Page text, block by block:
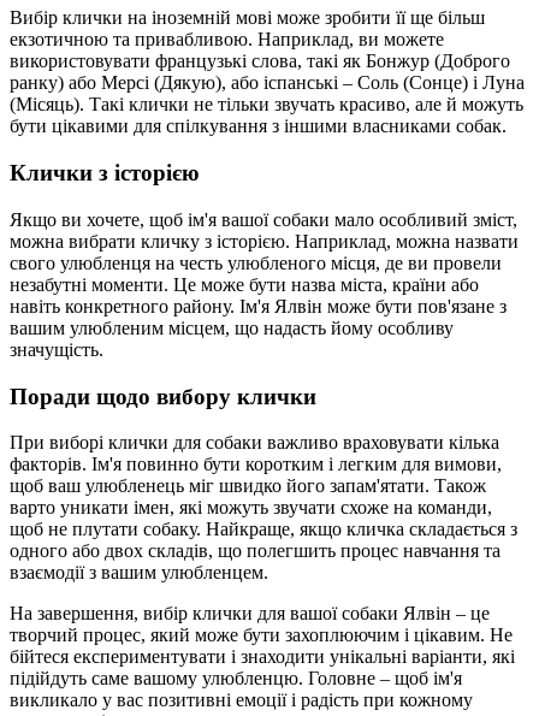
Вибір клички на іноземній мові може зробити її ще більш
екзотичною та привабливою. Наприклад, ви можете
використовувати французькі слова, такі як Бонжур (Доброго
ранку) або Мерсі (Дякую), або іспанські – Соль (Сонце) і Луна
(Місяць). Такі клички не тільки звучать красиво, але й можуть
бути цікавими для спілкування з іншими власниками собак.
Клички з історією
Якщо ви хочете, щоб ім'я вашої собаки мало особливий зміст,
можна вибрати кличку з історією. Наприклад, можна назвати
свого улюбленця на честь улюбленого місця, де ви провели
незабутні моменти. Це може бути назва міста, країни або
навіть конкретного району. Ім'я Ялвін може бути пов'язане з
вашим улюбленим місцем, що надасть йому особливу
значущість.
Поради щодо вибору клички
При виборі клички для собаки важливо враховувати кілька
факторів. Ім'я повинно бути коротким і легким для вимови,
щоб ваш улюбленець міг швидко його запам'ятати. Також
варто уникати імен, які можуть звучати схоже на команди,
щоб не плутати собаку. Найкраще, якщо кличка складається з
одного або двох складів, що полегшить процес навчання та
взаємодії з вашим улюбленцем.
На завершення, вибір клички для вашої собаки Ялвін – це
творчий процес, який може бути захоплюючим і цікавим. Не
бійтеся експериментувати і знаходити унікальні варіанти, які
підійдуть саме вашому улюбленцю. Головне – щоб ім'я
викликало у вас позитивні емоції і радість при кожному